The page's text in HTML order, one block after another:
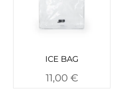
ICE BAG
11,00 €